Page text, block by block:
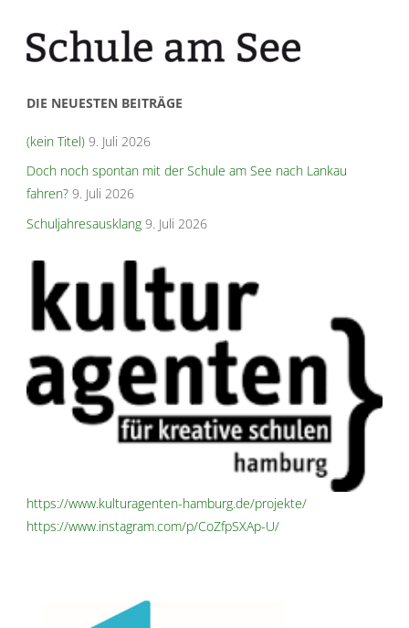
DIE NEUESTEN BEITRÄGE
(kein Titel) 9. Juli 2026
Doch noch spontan mit der Schule am See nach Lankau
fahren? 9. Juli 2026
Schuljahresausklang 9. Juli 2026
https://www.kulturagenten-hamburg.de/projekte/
https://www.instagram.com/p/CoZfpSXAp-U/